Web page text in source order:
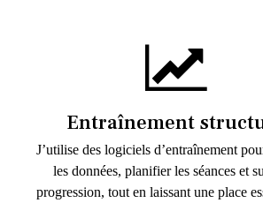
Entraînement
J’utilise des logiciels d’entraînement
les données, planifier les séances et
progression, tout en laissant une place